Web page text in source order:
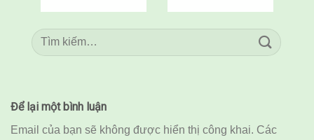
Để lại một bình luận
Email của bạn sẽ không được hiển thị công khai. Các